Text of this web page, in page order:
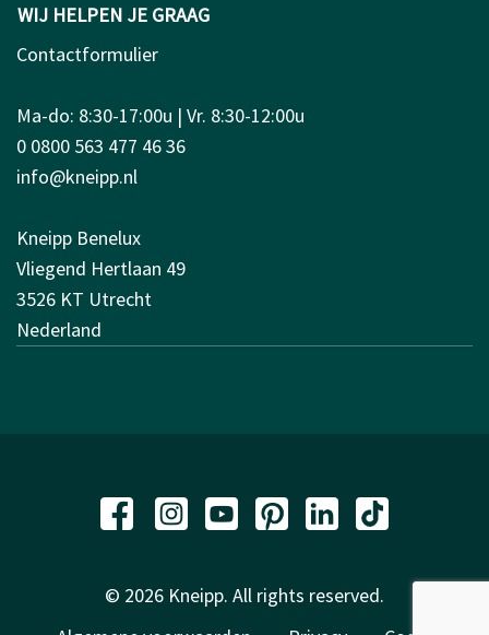
WIJ HELPEN JE GRAAG
Contactformulier
Ma-do: 8:30-17:00u | Vr. 8:30-12:00u
0 0800 563 477 46 36
info@kneipp.nl
Kneipp Benelux
Vliegend Hertlaan 49
3526 KT Utrecht
Nederland
© 2026 Kneipp. All rights reserved.